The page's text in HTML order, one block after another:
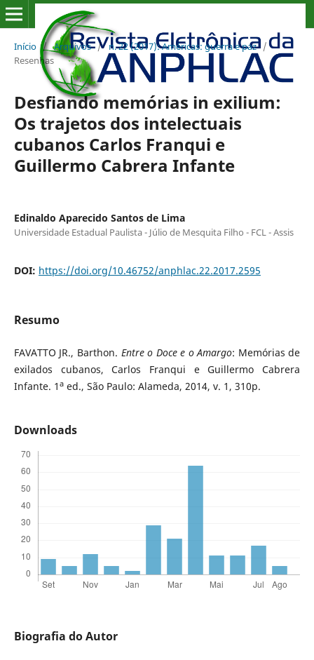
Início / Arquivos / n. 22 (2017): Américas: guerra e paz /
Resenhas
Desfiando memórias in exilium:
Os trajetos dos intelectuais
cubanos Carlos Franqui e
Guillermo Cabrera Infante
Edinaldo Aparecido Santos de Lima
Universidade Estadual Paulista - Júlio de Mesquita Filho - FCL - Assis
DOI: https://doi.org/10.46752/anphlac.22.2017.2595
Resumo
FAVATTO JR., Barthon. Entre o Doce e o Amargo: Memórias de
exilados cubanos, Carlos Franqui e Guillermo Cabrera
Infante. 1 aed., São Paulo: Alameda, 2014, v. 1, 310p.
Downloads
Biografia do Autor